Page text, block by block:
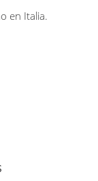
en Italia.